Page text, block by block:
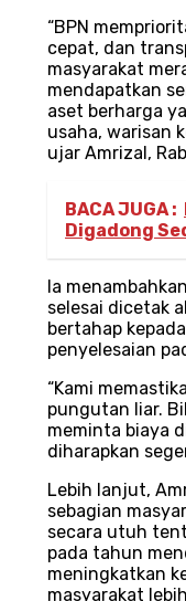
“BPN
cepat, dan
masyarakat
mendapatkan
aset berharga
usaha, warisan
ujar Amrizal,
BACA JUGA :
Digadong
Ia
selesai dicetak
bertahap
penyelesaian
“Kami
pungutan liar.
meminta biaya
diharapkan
Lebih lanjut,
sebagian
secara utuh
pada tahun
meningkatkan
masyarakat